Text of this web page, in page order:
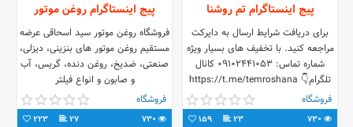
پیج اینستاگرام تم روشنا
برای دریافت شرایط ارسال به دایرکت
مراجعه کنید. با تخفیف های بسیار ویژه
شماره تماس: ۰۹۱۰۲۴۴۱۰۵۳ کانال
تلگرام👇 https://t.me/temroshana
فروشگاه
23
159
پیج اینستاگرام روغن موتور
فروشگاه روغن موتور سید اسحاقی عرضه
مستقیم روغن موتور های بنزینی، دیزلی،
صنعتی، ضدیخ، روغن دنده، گریس، آب
و صابون و انواع فیلتر
فروشگاه
27
223